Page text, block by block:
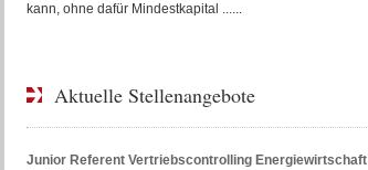
kann, ohne dafür Mindestkapital ......
Aktuelle Stellenangebote
Junior Referent Vertriebscontrolling Energiewirtschaft